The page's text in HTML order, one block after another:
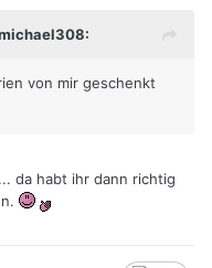
von mir geschenkt
da habt ihr dann richtig